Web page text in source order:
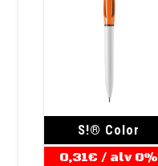
S!® Color
0,31€ / alv 0%